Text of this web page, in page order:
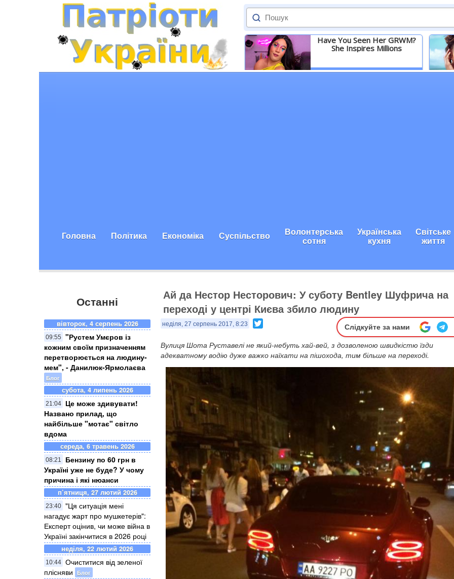
Have You Seen Her GRWM?
She Inspires Millions
Детальніше
Головна Політика Економіка Суспільство Волонтерська
сотня
Українська
кухня
Світське
життя
Останні
вівторок, 4 серпень 2026
09:55
"Рустем Умєров із
кожним своїм призначенням
перетворюється на людину-
мем", - Данилюк-Ярмолаєва
Блог
субота, 4 липень 2026
21:04
Це може здивувати!
Названо прилад, що
найбільше "мотає" світло
вдома
середа, 6 травень 2026
08:21
Бензину по 60 грн в
Україні уже не буде? У чому
причина і які нюанси
п’ятниця, 27 лютий 2026
23:40 "Ця ситуація мені
нагадує жарт про мушкетерів":
Експерт оцінив, чи може війна в
Україні закінчитися в 2026 році
неділя, 22 лютий 2026
10:44 Очиститися від зеленої
плісняви
Блог
​Ай да Нестор Несторович: У суботу Bentley Шуфрича на
переході у центрі Києва збило людину
неділя, 27 серпень 2017, 8:23 Слідкуйте за нами
Вулиця Шота Руставелі не який-небуть хай-вей, з дозволеною швидкістю їзди
адекватному водію дуже важко наїхати на пішохода, тим більше на переході.